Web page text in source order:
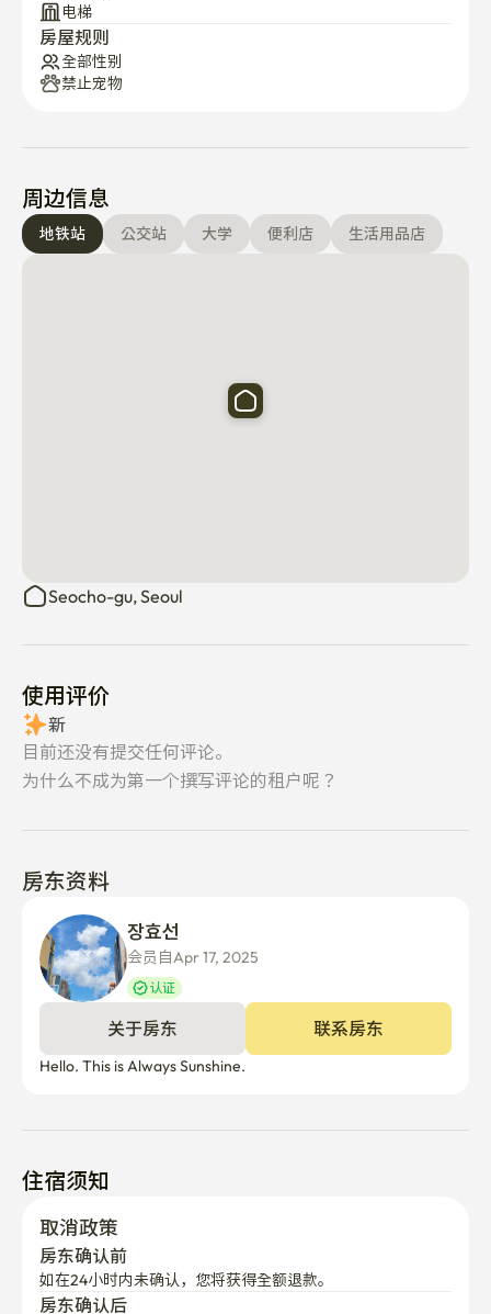
电梯
房屋规则
全部性别
禁止宠物
周边信息
地铁站 公交站 大学 便利店 生活用品店
Seocho-gu, Seoul
使用评价
新
目前还没有提交任何评论。
为什么不成为第一个撰写评论的租户呢？
房东资料
会员自Apr 17, 2025
认证
关于房东 联系房东
Hello. This is Always Sunshine.
住宿须知
取消政策
房东确认前
如在24小时内未确认，您将获得全额退款。
房东确认后